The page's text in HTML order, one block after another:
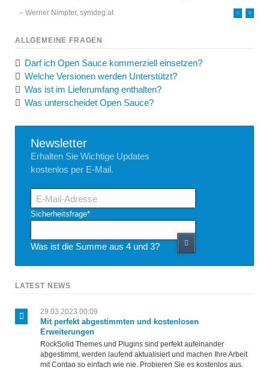
– Werner Nimpfer, symdeg.at
ALLGEMEINE FRAGEN
Darf ich Open Sauce kommerziell einsetzen?
Welche Versionen werden Unterstützt?
Was ist im Lieferumfang enthalten?
Was unterscheidet Open Sauce?
Newsletter
Erhalten Sie Wichtige Updates
kostenlos per E-Mail.
E-
Mail-
Adresse
Pflichtfeld
Sicherheitsfrage*
Was ist die Summe aus 4 und 3?
LATEST NEWS
29.03.2023 00:09
Mit perfekt abgestimmten und kostenlosen
Erweiterungen
RockSolid Themes und Plugins sind perfekt aufeinander
abgestimmt, werden laufend aktualisiert und machen Ihre Arbeit
mit Contao so einfach wie nie. Probieren Sie es kostenlos aus.